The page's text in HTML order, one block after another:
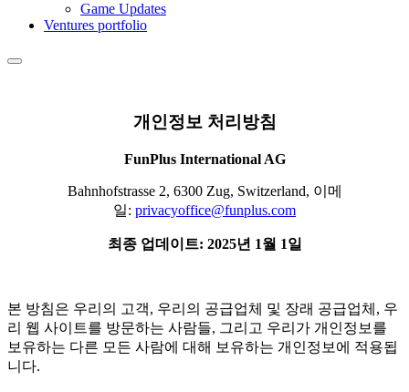
Game Updates
Ventures portfolio
개인정보 처리방침
FunPlus International AG
Bahnhofstrasse 2, 6300 Zug, Switzerland, 이메
일: privacyoffice@funplus.com
최종 업데이트: 2025년 1월 1일
본 방침은 우리의 고객, 우리의 공급업체 및 장래 공급업체, 우
리 웹 사이트를 방문하는 사람들, 그리고 우리가 개인정보를
보유하는 다른 모든 사람에 대해 보유하는 개인정보에 적용됩
니다.